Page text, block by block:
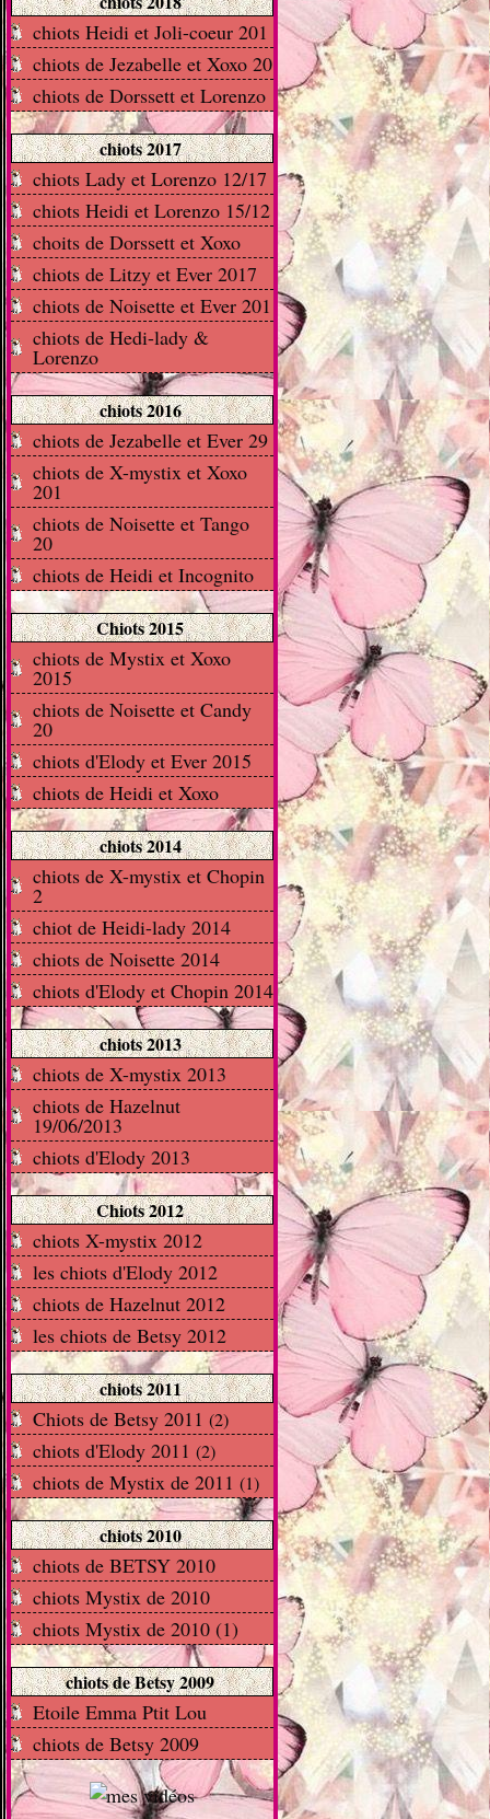
chiots Heidi et Joli-coeur 201
chiots de Jezabelle et Xoxo 20
chiots de Dorssett et Lorenzo
chiots 2017
chiots Lady et Lorenzo 12/17
chiots Heidi et Lorenzo 15/12
choits de Dorssett et Xoxo
chiots de Litzy et Ever 2017
chiots de Noisette et Ever 201
chiots de Hedi-lady &
Lorenzo
chiots 2016
chiots de Jezabelle et Ever 29
chiots de X-mystix et Xoxo
201
chiots de Noisette et Tango
20
chiots de Heidi et Incognito
Chiots 2015
chiots de Mystix et Xoxo
2015
chiots de Noisette et Candy
20
chiots d'Elody et Ever 2015
chiots de Heidi et Xoxo
chiots 2014
chiots de X-mystix et Chopin
2
chiot de Heidi-lady 2014
chiots de Noisette 2014
chiots d'Elody et Chopin 2014
chiots 2013
chiots de X-mystix 2013
chiots de Hazelnut
19/06/2013
chiots d'Elody 2013
Chiots 2012
chiots X-mystix 2012
les chiots d'Elody 2012
chiots de Hazelnut 2012
les chiots de Betsy 2012
chiots 2011
Chiots de Betsy 2011 (2)
chiots d'Elody 2011 (2)
chiots de Mystix de 2011 (1)
chiots 2010
chiots de BETSY 2010
chiots Mystix de 2010
chiots Mystix de 2010 (1)
chiots de Betsy 2009
Etoile Emma Ptit Lou
chiots de Betsy 2009